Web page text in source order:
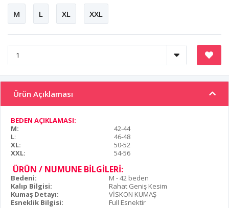
M L XL XXL
Ürün Açıklaması
BEDEN AÇIKLAMASI:
M:
42-44
L:
46-48
XL:
50-52
XXL:
54-56
ÜRÜN / NUMUNE BİLGİLERİ:
Bedeni:
M - 42 beden
Kalıp Bilgisi:
Rahat Geniş Kesim
Kumaş Detayı:
VİSKON KUMAŞ
Esneklik Bilgisi:
Full Esnektir